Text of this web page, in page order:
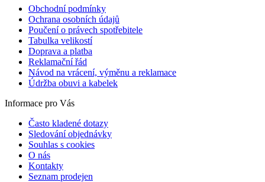
Obchodní podmínky
Ochrana osobních údajů
Poučení o právech spotřebitele
Tabulka velikostí
Doprava a platba
Reklamační řád
Návod na vrácení, výměnu a reklamace
Údržba obuvi a kabelek
Informace pro Vás
Často kladené dotazy
Sledování objednávky
Souhlas s cookies
O nás
Kontakty
Seznam prodejen